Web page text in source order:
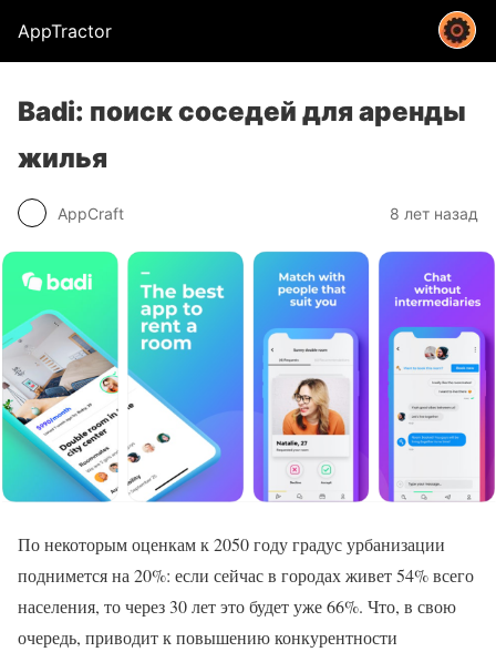
AppTractor
Badi: поиск соседей для аренды
жилья
AppCraft 8 лет назад
По некоторым оценкам к 2050 году градус урбанизации
поднимется на 20%: если сейчас в городах живет 54% всего
населения, то через 30 лет это будет уже 66%. Что, в свою
очередь, приводит к повышению конкурентности